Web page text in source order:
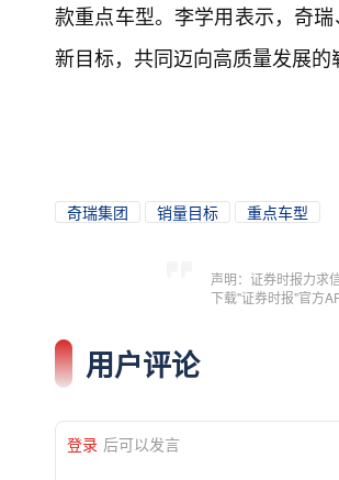
款重点车型。李学用表示，奇
新目标，共同迈向高质量发展
奇瑞集团 销量目标 重点车型
声明：证券时报力求
下载"证券时报"官方
用户评论
登录 后可以发言